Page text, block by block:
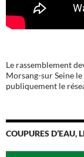
Le rassemblement
Morsang-sur Seine
publiquement le
COUPURES D’EAU,